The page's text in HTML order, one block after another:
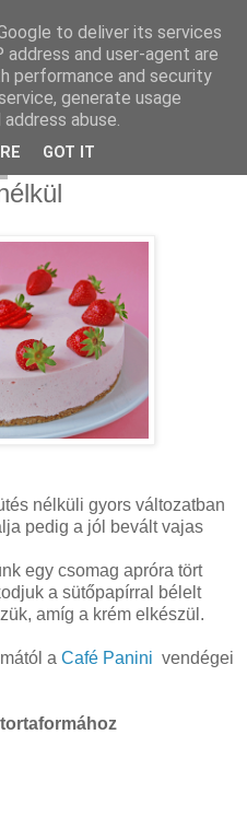
nélküli gyors változatban
pedig a jól bevált vajas
egy csomag apróra tört
a sütőpapírral bélelt
amíg a krém elkészül.
a Café Panini vendégei
to deliver its services
and user-agent are
performance and security
generate usage
abuse.
GOT IT